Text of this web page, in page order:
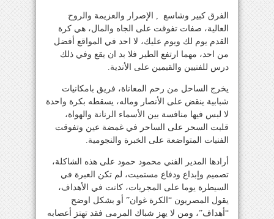
الفرق كبير وشاسع , الإصرار والعزيمة والروح
العالية، صفات تفوقت على الجاه والمال، هي كرة
القدم يوم لك ويوم عليك، لا احد في المواقع أفضل
من احد، مهما ارتفع الطير فلا بد ان يقع وفي ذلك
درس للفنيين والقيمين على الأندية.
يخرج الساحل من رحم المعاناة، فريق بامكانيات
شبابية ينقض على الأنصار وماله، يسقطه بكرة واحدة
لا لبس فيها منافسة بين الأسماء الرنانة والهواة،
قلبت السحر على الساحر في غمضة عين وتفوقت
الفنيات المتواضعة على الخبرة والنجومية.
أرادها المدير الفني محمود حمود على هذه الشاكلة،
تصميم وإبداع ودفاع مستميت، لم تكن العبرة في
السيطرة يوما على المجريات، كانت في الأهداف،
يقول المصريون “الكرة غوان” أو بشكل اوضح
“أهداف”، ومن لا يهز شباك المرمى فقد تهتز أعصابه